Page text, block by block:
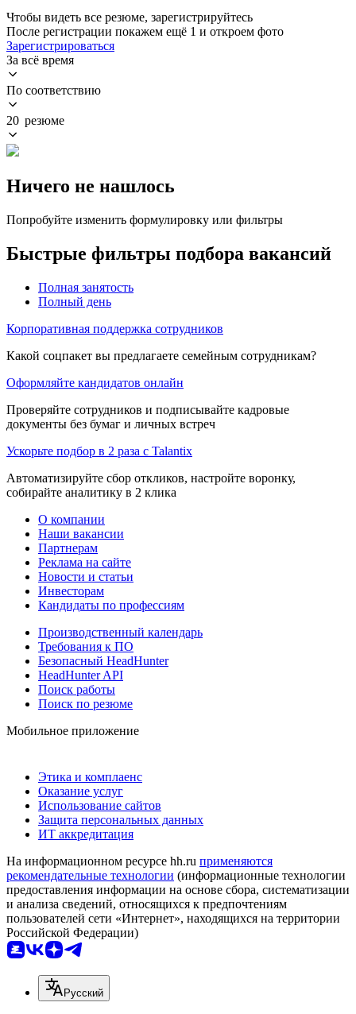
Чтобы видеть все резюме, зарегистрируйтесь
После регистрации покажем ещё 1 и откроем фото
Зарегистрироваться
За всё время
По соответствию
20 резюме
Ничего не нашлось
Попробуйте изменить формулировку или фильтры
Быстрые фильтры подбора вакансий
Полная занятость
Полный день
Корпоративная поддержка сотрудников
Какой соцпакет вы предлагаете семейным сотрудникам?
Оформляйте кандидатов онлайн
Проверяйте сотрудников и подписывайте кадровые
документы без бумаг и личных встреч
Ускорьте подбор в 2 раза с Talantix
Автоматизируйте сбор откликов, настройте воронку,
собирайте аналитику в 2 клика
О компании
Наши вакансии
Партнерам
Реклама на сайте
Новости и статьи
Инвесторам
Кандидаты по профессиям
Производственный календарь
Требования к ПО
Безопасный HeadHunter
HeadHunter API
Поиск работы
Поиск по резюме
Мобильное приложение
Этика и комплаенс
Оказание услуг
Использование сайтов
Защита персональных данных
ИТ аккредитация
На информационном ресурсе hh.ru применяются
рекомендательные технологии (информационные технологии
предоставления информации на основе сбора, систематизации
и анализа сведений, относящихся к предпочтениям
пользователей сети «Интернет», находящихся на территории
Российской Федерации)
Русский